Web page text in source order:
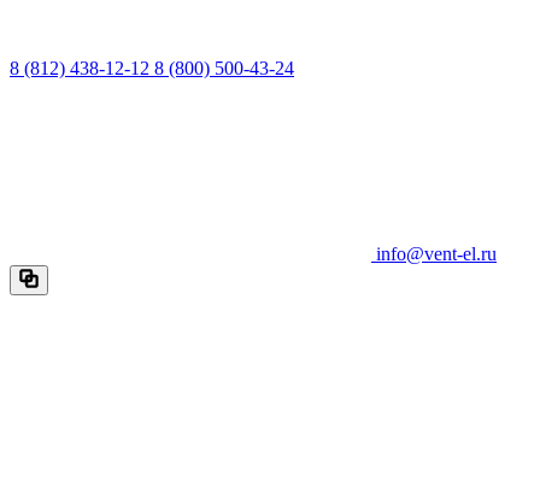
8 (812) 438-12-12 8 (800) 500-43-24
info@vent-el.ru